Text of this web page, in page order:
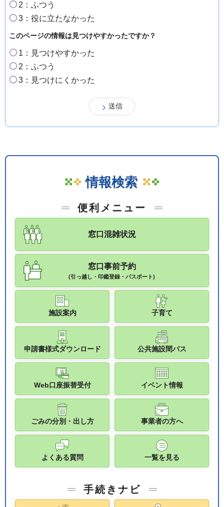
2：ふつう
3：役に立たなかった
このページの情報は見つけやすかったですか？
1：見つけやすかった
2：ふつう
3：見つけにくかった
情報検索
便利メニュー
窓口混雑状況
窓口事前予約
(引っ越し・印鑑登録・パスポート)
施設案内 子育て
申請書様式ダウンロード 公共施設間バス
Web口座振替受付 イベント情報
ごみの分別・出し方 事業者の方へ
よくある質問 一覧を見る
手続きナビ